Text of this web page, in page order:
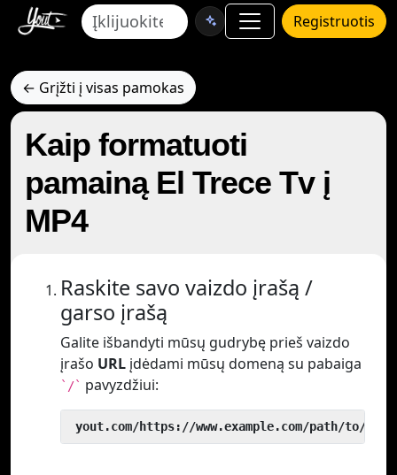
Registruotis
← Grįžti į visas pamokas
Kaip formatuoti
pamainą El Trece Tv į
MP4
Raskite savo vaizdo įrašą /
garso įrašą
Galite išbandyti mūsų gudrybę prieš vaizdo
įrašo URL įdėdami mūsų domeną su pabaiga
`/` pavyzdžiui:
yout.com/https://www.example.com/path/to/